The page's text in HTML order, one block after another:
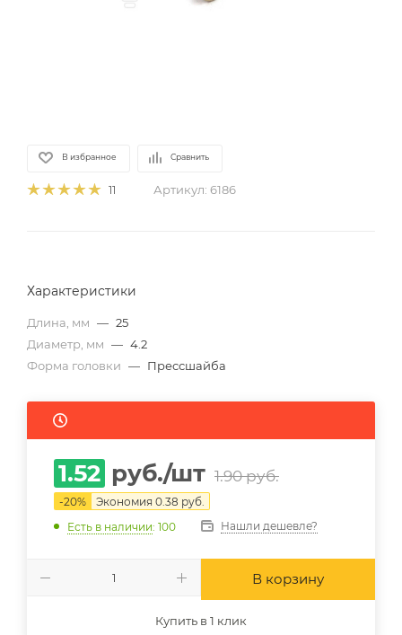
В избранное Сравнить
11 Артикул: 6186
Характеристики
Длина, мм — 25
Диаметр, мм — 4.2
Форма головки — Прессшайба
1.52 руб./шт 1.90руб.
-20% Экономия 0.38 руб.
Есть в наличии: 100 Нашли дешевле?
В корзину
Купить в 1 клик